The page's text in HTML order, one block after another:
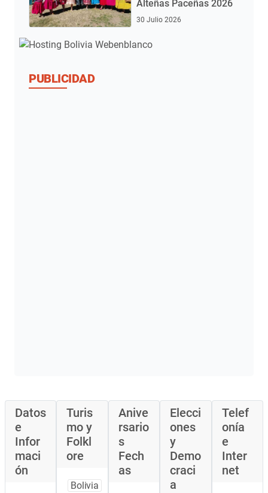
Alteñas Paceñas 2026
30 Julio 2026
PUBLICIDAD
Datos
e
Infor
maci
ón
Turis
mo y
Folkl
ore
Bolivia
Anive
rsario
s
Fech
as
Elecci
ones
y
Demo
craci
a
Telef
onía
e
Inter
net